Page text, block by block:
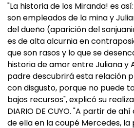
"La historia de los Miranda! es
son empleados de la mina y
del dueño (aparición del
es de alta alcurnia en
que son rasos y lo que se
historia de amor entre Juliana y
padre descubrirá esta relación
con disgusto, porque no puede
bajos recursos", explicó su
DIARIO DE CUYO. "A partir de
de ella en la coupé Mercedes,